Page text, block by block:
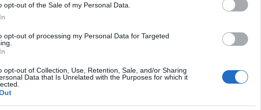
opt-out of the Sale of my Personal Data.
opt-out of processing my Personal Data for Targeted
opt-out of Collection, Use, Retention, Sale, and/or Sharing
Data that Is Unrelated with the Purposes for which it
Studie, bei der diese Therapie auf beiden Ohren
Studie, die im selben Jahr in der ersten Phase nur
gehörte sicherlich die Fähigkeit, die
in lauten Umgebungen zu verbessern.